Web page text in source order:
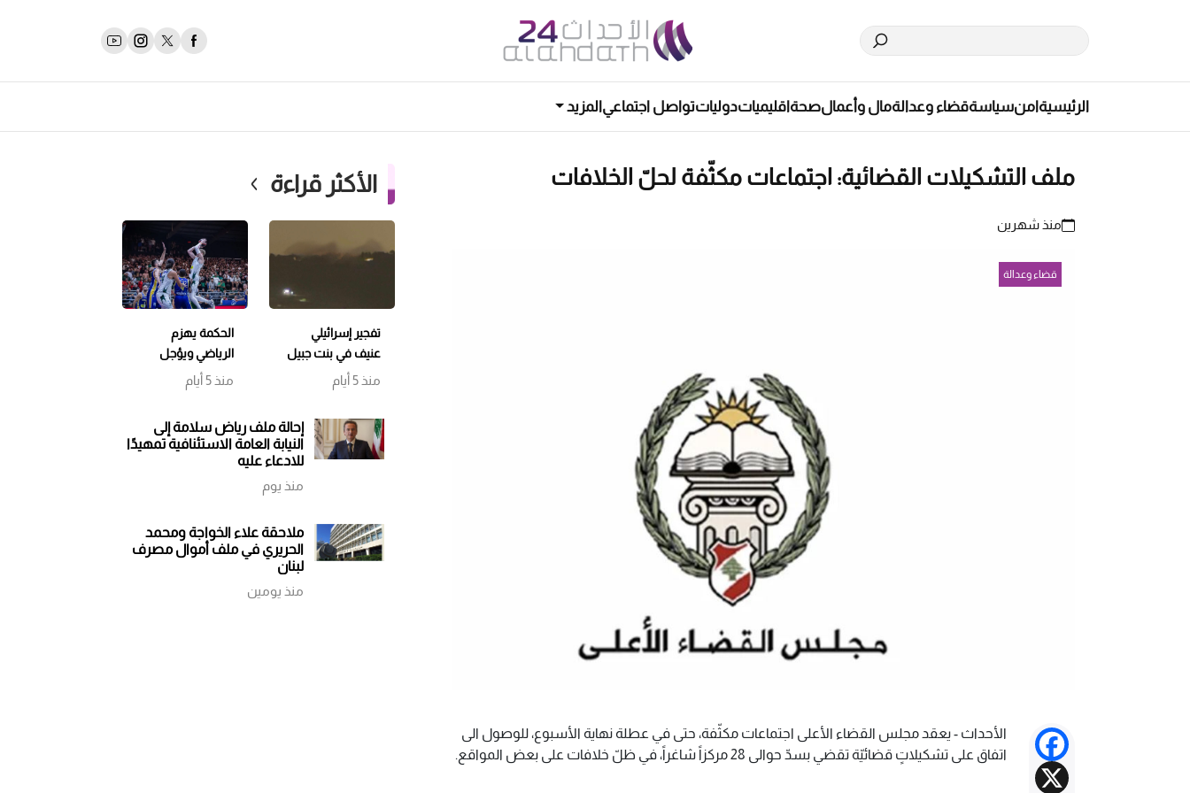
الرئيسيةامنسياسةقضاء وعدالةمال وأعمالصحةاقليمياتدولياتتواصل اجتماعيالمزيد
ملف التشكيلات القضائية: اجتماعات مكثّفة لحلّ الخلافات
منذ شهرين
قضاء وعدالة
Facebook
X
الأحداث - يعقد مجلس القضاء الأعلى اجتماعات مكثّفة، حتى في عطلة نهاية الأسبوع، للوصول الى
اتفاق على تشكيلاتٍ قضائيّة تقضي بسدّ حوالى 28 مركزاً شاغراً، في ظلّ خلافات على بعض المواقع.
الأكثر قراءة
تفجير إسرائيلي
عنيف في بنت جبيل
وتمشيط باتجاه
منذ 5 أيام
الحكمة يهزم
الرياضي ويؤجل
حسم اللقب إلى
مباراة سابعة
منذ 5 أيام
إحالة ملف رياض سلامة إلى
النيابة العامة الاستئنافية تمهيدًا
للادعاء عليه
منذ يوم
ملاحقة علاء الخواجة ومحمد
الحريري في ملف أموال مصرف
لبنان
منذ يومين